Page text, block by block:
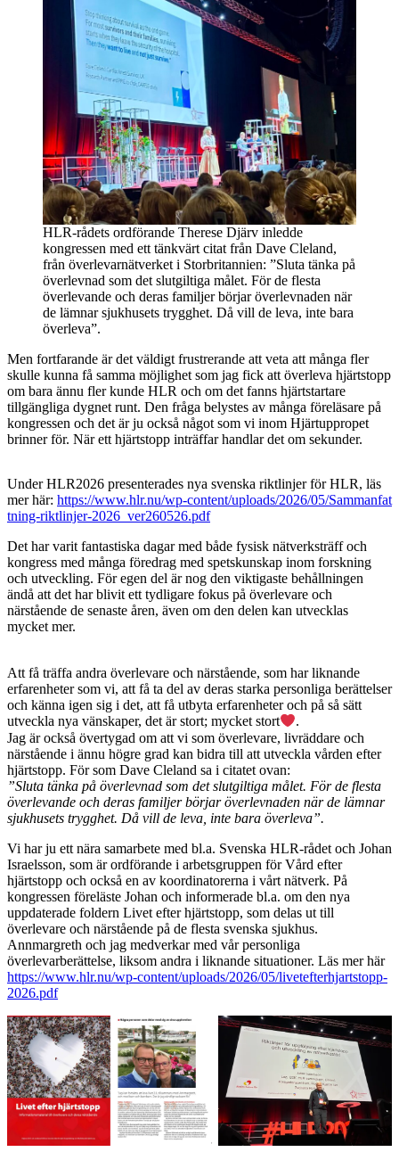
HLR-rådets ordförande Therese Djärv inledde
kongressen med ett tänkvärt citat från Dave Cleland,
från överlevarnätverket i Storbritannien: ”Sluta tänka på
överlevnad som det slutgiltiga målet. För de flesta
överlevande och deras familjer börjar överlevnaden när
de lämnar sjukhusets trygghet. Då vill de leva, inte bara
överleva”.
Men fortfarande är det väldigt frustrerande att veta att många fler
skulle kunna få samma möjlighet som jag fick att överleva hjärtstopp
om bara ännu fler kunde HLR och om det fanns hjärtstartare
tillgängliga dygnet runt. Den fråga belystes av många föreläsare på
kongressen och det är ju också något som vi inom Hjärtuppropet
brinner för. När ett hjärtstopp inträffar handlar det om sekunder.
Under HLR2026 presenterades nya svenska riktlinjer för HLR, läs
mer här: https://www.hlr.nu/wp-content/uploads/2026/05/Sammanfat
tning-riktlinjer-2026_ver260526.pdf
Det har varit fantastiska dagar med både fysisk nätverksträff och
kongress med många föredrag med spetskunskap inom forskning
och utveckling. För egen del är nog den viktigaste behållningen
ändå att det har blivit ett tydligare fokus på överlevare och
närstående de senaste åren, även om den delen kan utvecklas
mycket mer.
Att få träffa andra överlevare och närstående, som har liknande
erfarenheter som vi, att få ta del av deras starka personliga berättelser
och känna igen sig i det, att få utbyta erfarenheter och på så sätt
utveckla nya vänskaper, det är stort; mycket stort
.
Jag är också övertygad om att vi som överlevare, livräddare och
närstående i ännu högre grad kan bidra till att utveckla vården efter
hjärtstopp. För som Dave Cleland sa i citatet ovan:
”Sluta tänka på överlevnad som det slutgiltiga målet. För de flesta
överlevande och deras familjer börjar överlevnaden när de lämnar
sjukhusets trygghet. Då vill de leva, inte bara överleva”.
Vi har ju ett nära samarbete med bl.a. Svenska HLR-rådet och Johan
Israelsson, som är ordförande i arbetsgruppen för Vård efter
hjärtstopp och också en av koordinatorerna i vårt nätverk. På
kongressen föreläste Johan och informerade bl.a. om den nya
uppdaterade foldern Livet efter hjärtstopp, som delas ut till
överlevare och närstående på de flesta svenska sjukhus.
Annmargreth och jag medverkar med vår personliga
överlevarberättelse, liksom andra i liknande situationer. Läs mer här
https://www.hlr.nu/wp-content/uploads/2026/05/livetefterhjartstopp-
2026.pdf